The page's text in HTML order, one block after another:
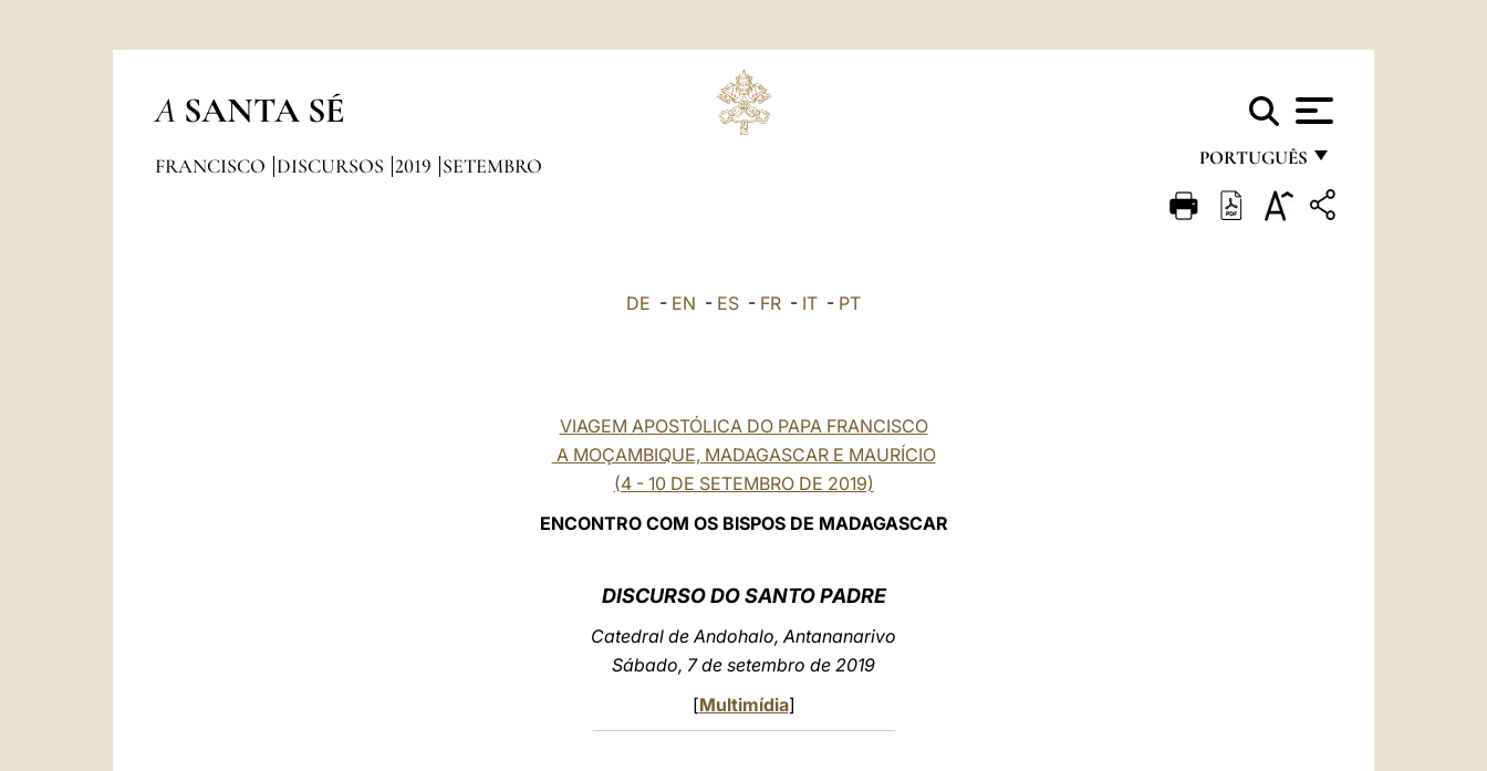
A SANTA SÉ
PORTUGUÊS
FRANÇAIS
FRANCISCO DISCURSOS 2019 SETEMBRO
DE - EN - ES - FR - IT - PT
VIAGEM APOSTÓLICA DO PAPA FRANCISCO
A MOÇAMBIQUE, MADAGASCAR E MAURÍCIO
(4 - 10 DE SETEMBRO DE 2019)
ENCONTRO COM OS BISPOS DE MADAGASCAR
DISCURSO DO SANTO PADRE
Catedral de Andohalo, Antananarivo
Sábado, 7 de setembro de 2019
[Multimídia]